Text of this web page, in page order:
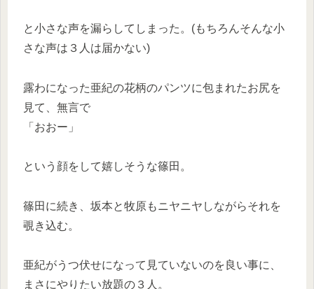
と小さな声を漏らしてしまった。(もちろんそんな小
さな声は３人は届かない)
露わになった亜紀の花柄のパンツに包まれたお尻を
見て、無言で
「おおー」
という顔をして嬉しそうな篠田。
篠田に続き、坂本と牧原もニヤニヤしながらそれを
覗き込む。
亜紀がうつ伏せになって見ていないのを良い事に、
まさにやりたい放題の３人。